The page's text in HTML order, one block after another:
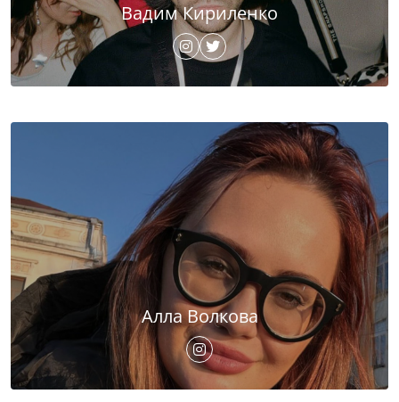
Вадим Кириленко
Алла Волкова